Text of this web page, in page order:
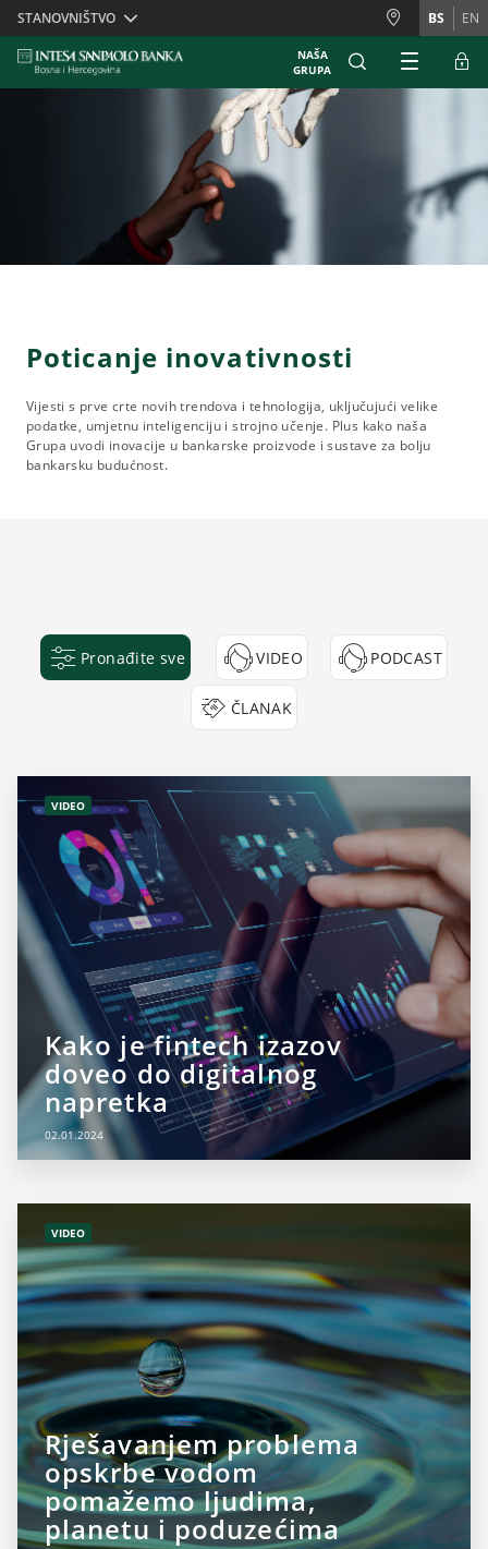
Skiplinks
STANOVNIŠTVO BS EN
NAŠA
GRUPA
Poticanje inovativnosti
Vijesti s prve crte novih trendova i tehnologija, uključujući velike
podatke, umjetnu inteligenciju i strojno učenje. Plus kako naša
Grupa uvodi inovacije u bankarske proizvode i sustave za bolju
bankarsku budućnost.
Pronađite sve VIDEO PODCAST
ČLANAK
VIDEO
Kako je fintech izazov
doveo do digitalnog
napretka
02.01.2024
VIDEO
Rješavanjem problema
opskrbe vodom
pomažemo ljudima,
planetu i poduzećima